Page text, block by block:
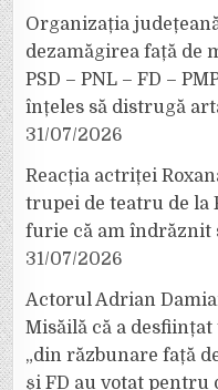
Organizația
dezamăgirea față de
PSD – PNL – FD –
înțeles să distrugă
31/07/2026
Reacția actriței
trupei de teatru de la
furie că am îndrăznit
31/07/2026
Actorul Adrian
Misăilă că a
„din răzbunare față
și FD au votat pentru